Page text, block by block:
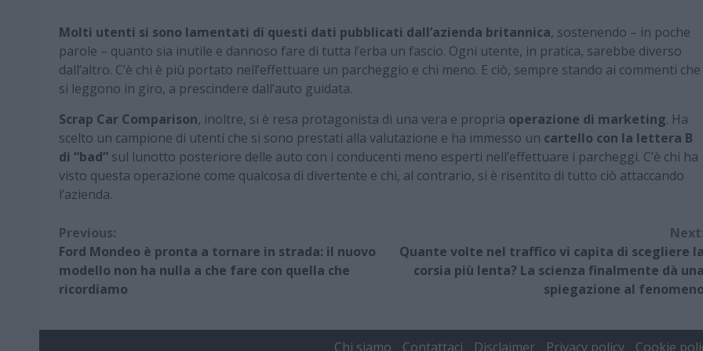
Molti utenti si sono lamentati di questi dati pubblicati dall’azienda britannica, sostenendo – in poche
parole – quanto sia inutile e dannoso fare di tutta l’erba un fascio. Ogni utente, in pratica, sarebbe diverso
dall’altro. C’è chi è più portato nell’effettuare un parcheggio e chi meno. E ciò, sempre stando ai commenti che
si leggono in giro, a prescindere dall’auto guidata.
Scrap Car Comparison, inoltre, si è resa protagonista di una vera e propria operazione di marketing. Ha
scelto un campione di utenti che si sono prestati alla valutazione e ha immesso un cartello con la lettera B
di “bad” sul lunotto posteriore delle auto con i conducenti meno esperti nell’effettuare i parcheggi. C’è chi ha
visto questa operazione come qualcosa di divertente e chi, al contrario, si è risentito di tutto ciò attaccando
l’azienda.
Continue
Reading
Previous:
Ford Mondeo è pronta a tornare in strada: il nuovo
modello non ha nulla a che fare con quella che
ricordiamo
Next:
Quante volte nel traffico vi capita di scegliere la
corsia più lenta? La scienza finalmente dà una
spiegazione al fenomeno
Chi siamo Contattaci Disclaimer Privacy policy Cookie